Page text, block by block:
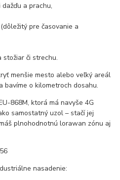
a prachu,
pre časovanie a
či strechu.
menšie mesto alebo veľký areál
bavíme o kilometroch dosahu.
868M, ktorá má navyše 4G
samostatný uzol – stačí jej
plnohodnotnú lorawan zónu aj
nasadenie: